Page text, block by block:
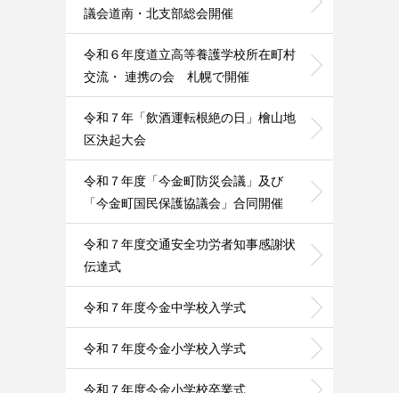
議会道南・北支部総会開催
令和６年度道立高等養護学校所在町村
交流・ 連携の会 札幌で開催
令和７年「飲酒運転根絶の日」檜山地
区決起大会
令和７年度「今金町防災会議」及び
「今金町国民保護協議会」合同開催
令和７年度交通安全功労者知事感謝状
伝達式
令和７年度今金中学校入学式
令和７年度今金小学校入学式
令和７年度今金小学校卒業式